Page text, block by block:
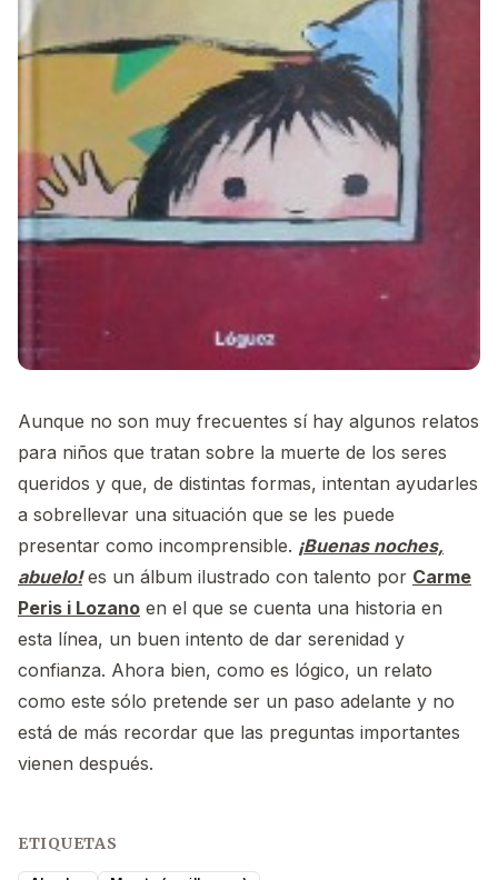
Aunque no son muy frecuentes sí hay algunos relatos
para niños que tratan sobre la muerte de los seres
queridos y que, de distintas formas, intentan ayudarles
a sobrellevar una situación que se les puede
presentar como incomprensible. ¡Buenas noches,
abuelo!es un álbum ilustrado con talento por Carme
Peris i Lozano en el que se cuenta una historia en
esta línea, un buen intento de dar serenidad y
confianza. Ahora bien, como es lógico, un relato
como este sólo pretende ser un paso adelante y no
está de más recordar que las preguntas importantes
vienen después.
ETIQUETAS